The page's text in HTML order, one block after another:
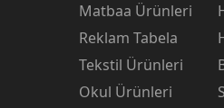
Matbaa Ürünleri
Reklam Tabela
Tekstil Ürünleri
Okul Ürünleri